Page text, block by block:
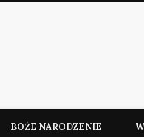
BOŻE NARODZENIE